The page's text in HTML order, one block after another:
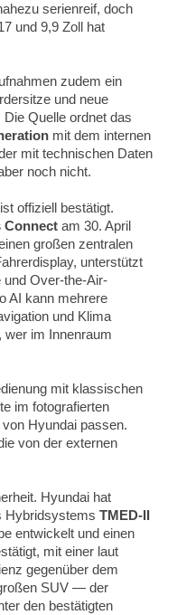
serienreif, doch
und 9,9 Zoll hat
zudem ein
und neue
Quelle ordnet das
mit dem internen
mit technischen Daten
noch nicht.
offiziell bestätigt.
Connect am 30. April
großen zentralen
unterstützt
und Over-the-Air-
AI kann mehrere
und Klima
wer im Innenraum
mit klassischen
im fotografierten
Hyundai passen.
von der externen
Hyundai hat
Hybridsystems TMED-II
entwickelt und einen
mit einer laut
gegenüber dem
SUV — der
den bestätigten